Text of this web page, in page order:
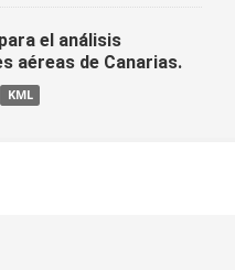
el análisis
aéreas de Canarias.
KML